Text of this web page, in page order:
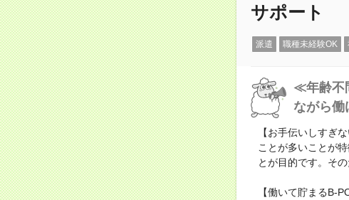
サポート
派遣 職種未経験OK
≪年齢不
ながら働
【お手伝いしすぎ
ことが多いことが
とが目的です。そ
【働いて貯まるB-